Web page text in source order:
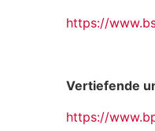
https://
Vertiefende
https://